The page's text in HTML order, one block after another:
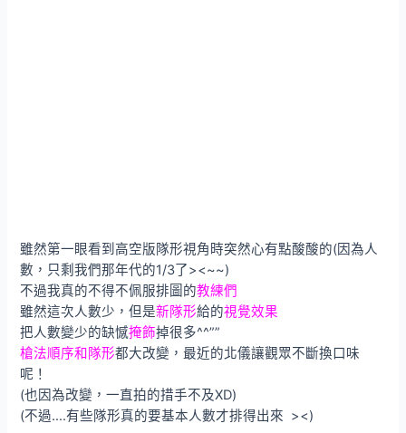
雖然第一眼看到高空版隊形視角時突然心有點酸酸的(因為人
數，只剩我們那年代的1/3了><~~)
不過我真的不得不佩服排圖的教練們
雖然這次人數少，但是新隊形給的視覺效果
把人數變少的缺憾掩飾掉很多^^””
槍法順序和隊形都大改變，最近的北儀讓觀眾不斷換口味
呢！
(也因為改變，一直拍的措手不及XD)
(不過….有些隊形真的要基本人數才排得出來 ><)